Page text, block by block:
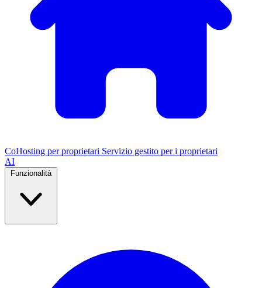
CoHosting per proprietari Servizio gestito per i proprietari
AI
Funzionalità